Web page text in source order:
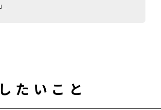
たいこと